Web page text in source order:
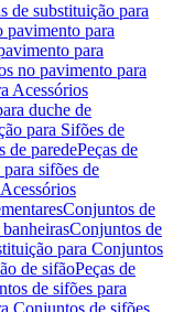
de substituição para
pavimento para
para
no pavimento para
Acessórios
duche de
para Sifões de
de paredePeças de
sifões de
Acessórios
Conjuntos de
Conjuntos de
para Conjuntos
de sifãoPeças de
de sifões para
Conjuntos de sifões